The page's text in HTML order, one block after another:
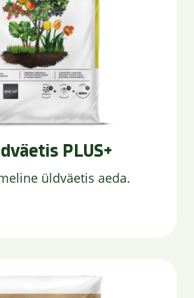
PLUS+
üldväetis aeda.